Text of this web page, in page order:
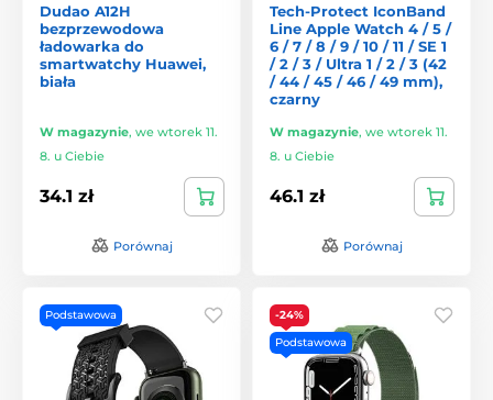
Dudao A12H
bezprzewodowa
ładowarka do
smartwatchy Huawei,
biała
W magazynie, we wtorek 11.
8. u Ciebie
34.1 zł
Porównaj
Tech-Protect IconBand
Line Apple Watch 4 / 5 /
6 / 7 / 8 / 9 / 10 / 11 / SE 1
/ 2 / 3 / Ultra 1 / 2 / 3 (42
/ 44 / 45 / 46 / 49 mm),
czarny
W magazynie, we wtorek 11.
8. u Ciebie
46.1 zł
Porównaj
Podstawowa
-24%
Podstawowa